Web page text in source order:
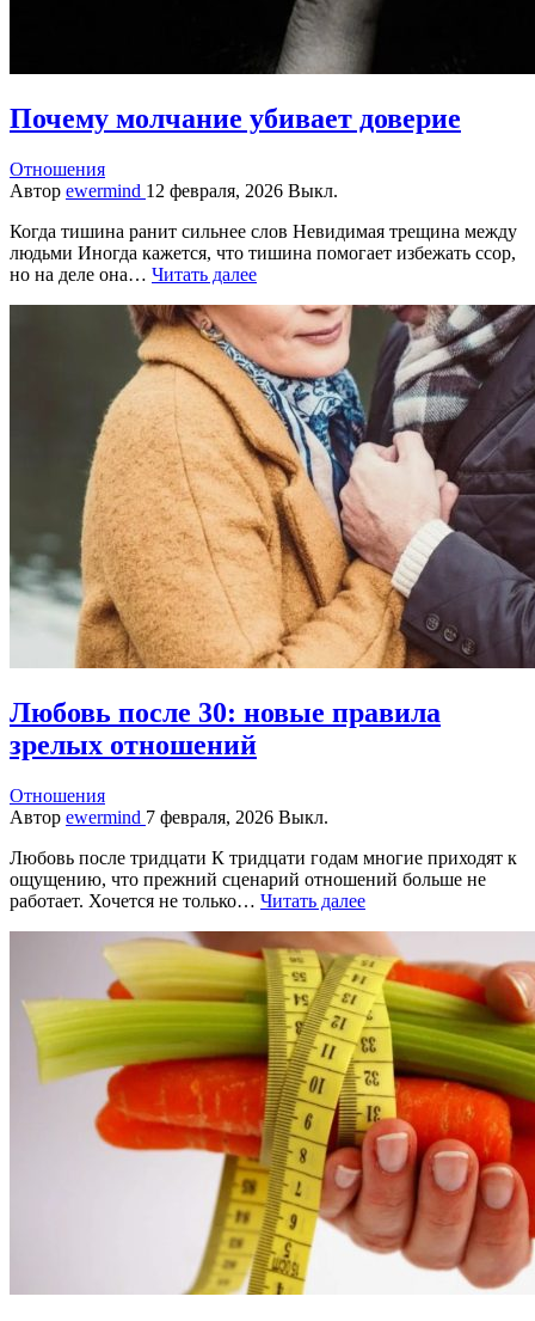
Почему молчание убивает доверие
Отношения
Автор ewermind 12 февраля, 2026 Выкл.
Когда тишина ранит сильнее слов Невидимая трещина между
людьми Иногда кажется, что тишина помогает избежать ссор,
но на деле она… Читать далее
Любовь после 30: новые правила
зрелых отношений
Отношения
Автор ewermind 7 февраля, 2026 Выкл.
Любовь после тридцати К тридцати годам многие приходят к
ощущению, что прежний сценарий отношений больше не
работает. Хочется не только… Читать далее